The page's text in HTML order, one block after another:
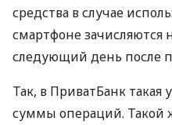
средства в случае
смартфоне зачисляются
следующий день после
Так, в ПриватБанк такая
суммы операций. Такой